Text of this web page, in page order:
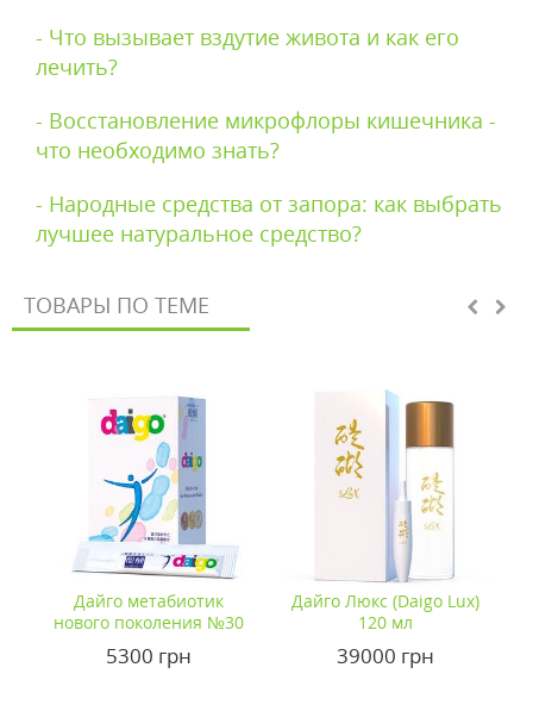
- Что вызывает вздутие живота и как его
лечить?
- Восстановление микрофлоры кишечника -
что необходимо знать?
- Народные средства от запора: как выбрать
лучшее натуральное средство?
ТОВАРЫ ПО ТЕМЕ
Дайго метабиотик
нового поколения №30
5300 грн
Дайго Люкс (Daigo Lux)
120 мл
39000 грн